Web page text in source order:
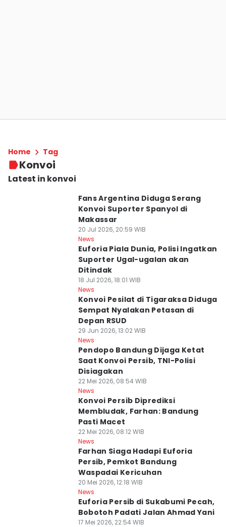
Home Tag
Konvoi
Latest in konvoi
Fans Argentina Diduga Serang
Konvoi Suporter Spanyol di
Makassar
20 Jul 2026, 20:59 WIB
News
Euforia Piala Dunia, Polisi Ingatkan
Suporter Ugal-ugalan akan
Ditindak
18 Jul 2026, 18:01 WIB
News
Konvoi Pesilat di Tigaraksa Diduga
Sempat Nyalakan Petasan di
Depan RSUD
29 Jun 2026, 13:02 WIB
News
Pendopo Bandung Dijaga Ketat
Saat Konvoi Persib, TNI-Polisi
Disiagakan
22 Mei 2026, 08:54 WIB
News
Konvoi Persib Diprediksi
Membludak, Farhan: Bandung
Pasti Macet
22 Mei 2026, 08:12 WIB
News
Farhan Siaga Hadapi Euforia
Persib, Pemkot Bandung
Waspadai Kericuhan
20 Mei 2026, 12:18 WIB
News
Euforia Persib di Sukabumi Pecah,
Bobotoh Padati Jalan Ahmad Yani
17 Mei 2026, 22:54 WIB